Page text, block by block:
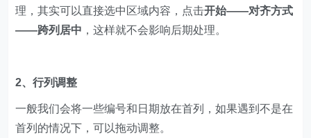
理，其实可以直接选中区域内容，点击开始——对齐方式
——跨列居中 ，这样就不会影响后期处理。
2、行列调整
一般我们会将一些编号和日期放在首列，如果遇到不是在
首列的情况下，可以拖动调整。